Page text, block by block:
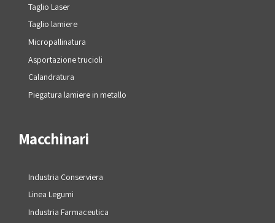
Taglio Laser
Taglio lamiere
Micropallinatura
Asportazione trucioli
Calandratura
Piegatura lamiere in metallo
Macchinari
Industria Conserviera
Linea Legumi
Industria Farmaceutica